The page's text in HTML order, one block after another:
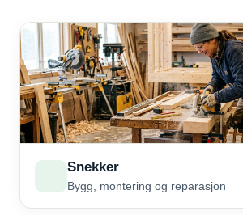
Snekker
Bygg, montering og reparasjon